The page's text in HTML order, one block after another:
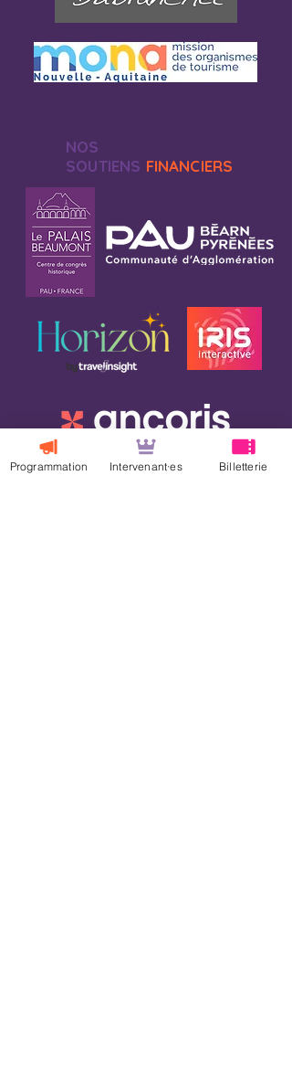
NOS
SOUTIENS FINANCIERS
Programmation Intervenant·es Billetterie